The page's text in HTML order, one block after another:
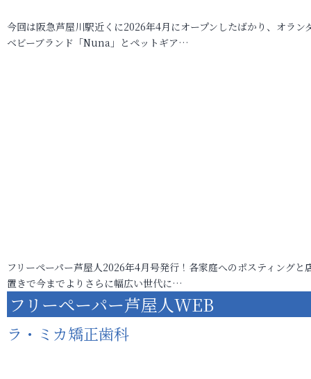
今回は阪急芦屋川駅近くに2026年4月にオープンしたばかり、オラン
ベビーブランド「Nuna」とペットギア…
フリーペーパー芦屋人2026年4月号発行！各家庭へのポスティングと
置きで今までよりさらに幅広い世代に…
フリーペーパー芦屋人WEB
ラ・ミカ矯正歯科